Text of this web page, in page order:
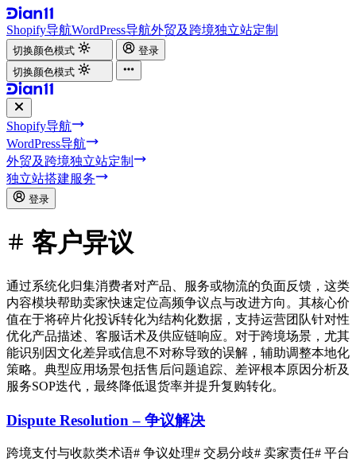
Shopify导航WordPress导航外贸及跨境独立站定制
切换颜色模式
登录
切换颜色模式
Shopify导航
WordPress导航
外贸及跨境独立站定制
独立站搭建服务
登录
客户异议
通过系统化归集消费者对产品、服务或物流的负面反馈，这类
内容模块帮助卖家快速定位高频争议点与改进方向。其核心价
值在于将碎片化投诉转化为结构化数据，支持运营团队针对性
优化产品描述、客服话术及供应链响应。对于跨境场景，尤其
能识别因文化差异或信息不对称导致的误解，辅助调整本地化
策略。典型应用场景包括售后问题追踪、差评根本原因分析及
服务SOP迭代，最终降低退货率并提升复购转化。
Dispute Resolution – 争议解决
跨境支付与收款类术语# 争议处理# 交易分歧# 卖家责任# 平台